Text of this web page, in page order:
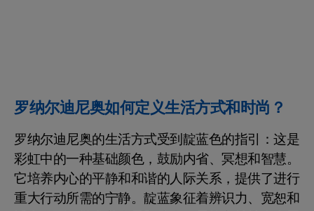
罗纳尔迪尼奥如何定义生活方式和时尚？
罗纳尔迪尼奥的生活方式受到靛蓝色的指引：这是
彩虹中的一种基础颜色，鼓励内省、冥想和智慧。
它培养内心的平静和和谐的人际关系，提供了进行
重大行动所需的宁静。靛蓝象征着辨识力、宽恕和